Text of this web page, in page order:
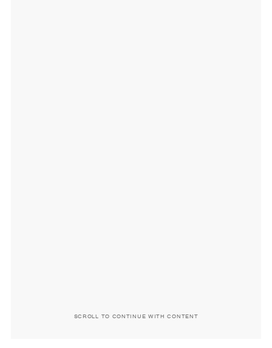
SCROLL TO CONTINUE WITH CONTENT